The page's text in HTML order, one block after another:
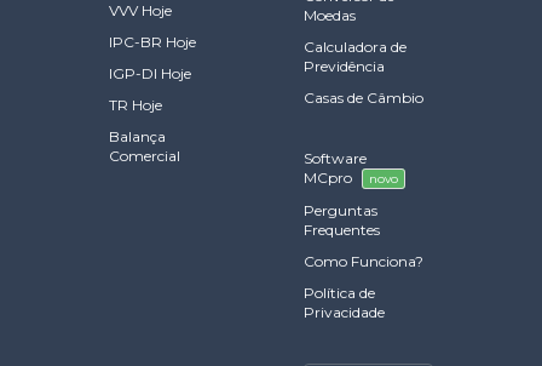
VVV Hoje
IPC-BR Hoje
IGP-DI Hoje
TR Hoje
Balança
Comercial
Moedas
Calculadora de
Previdência
Casas de Câmbio
Software
MCpro
novo
Perguntas
Frequentes
Como Funciona?
Política de
Privacidade